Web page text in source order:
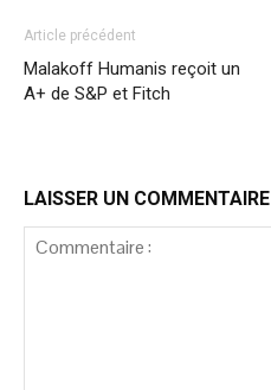
Article précédent
Malakoff Humanis reçoit un
A+ de S&P et Fitch
LAISSER UN COMMENTAIRE